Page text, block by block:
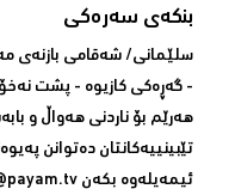
بنکەی سەرەکی
سلێمانی/ شه‌قامی بازنه‌ی
- گه‌ڕه‌کی کازیوه‌ - پشت
هه‌رێم بۆ ناردنی‌ هه‌واڵ و
تێبینییه‌كانتان ده‌توانن
ئیمه‌یله‌وه‌ بكه‌ن